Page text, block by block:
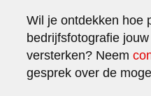
Wil je ontdekken hoe
bedrijfsfotografie
versterken? Neem
gesprek over de